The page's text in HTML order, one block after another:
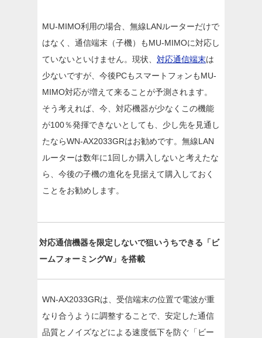
MU-MIMO利用の場合、無線LANルーターだけで
はなく、通信端末（子機）もMU-MIMOに対応し
ていないといけません。現状、 対応通信端末は
少ないですが、今後PCもスマートフォンもMU-
MIMO対応が増えて来ることが予測されます。
そう考えれば、今、対応機器が少なくこの機能
が100％発揮できないとしても、少し先を見通し
たならWN-AX2033GRはお勧めです。無線LAN
ルーターは数年に1回しか購入しないと考えたな
ら、今後の子機の進化を見据えて購入しておく
ことをお勧めします。
対応通信機器を限定しないで狙いうちできる「ビ
ームフォーミングW」を搭載
WN-AX2033GRは、受信端末の位置で電波が重
なり合うように調整することで、安定した通信
品質とノイズなどによる速度低下を防ぐ「ビー